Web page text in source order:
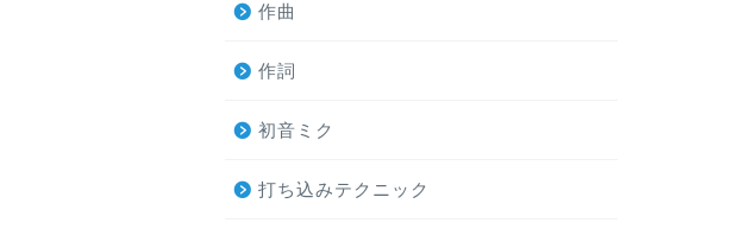
作曲
作詞
初音ミク
打ち込みテクニック